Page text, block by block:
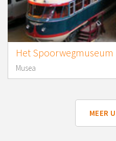
Het Spoorwegmuseum
Musea
MEER